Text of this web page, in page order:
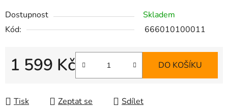
Dostupnost
Skladem
Kód:
666010100011
1 599 Kč DO KOŠÍKU
Tisk Zeptat se Sdílet